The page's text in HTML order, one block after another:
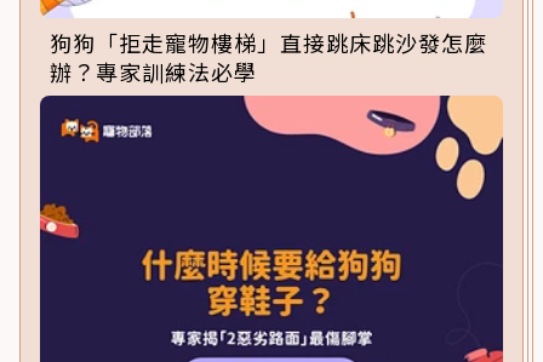
狗狗「拒走寵物樓梯」直接跳床跳沙發怎麼
辦？專家訓練法必學